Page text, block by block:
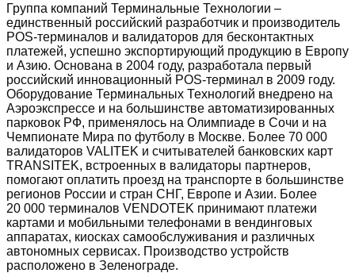
Группа компаний Терминальные Технологии –
единственный российский разработчик и производитель
POS-терминалов и валидаторов для бесконтактных
платежей, успешно экспортирующий продукцию в Европу
и Азию. Основана в 2004 году, разработала первый
российский инновационный POS-терминал в 2009 году.
Оборудование Терминальных Технологий внедрено на
Аэроэкспрессе и на большинстве автоматизированных
парковок РФ, применялось на Олимпиаде в Сочи и на
Чемпионате Мира по футболу в Москве. Более 70 000
валидаторов VALITEK и считывателей банковских карт
TRANSITEK, встроенных в валидаторы партнеров,
помогают оплатить проезд на транспорте в большинстве
регионов России и стран СНГ, Европе и Азии. Более
20 000 терминалов VENDOTEK принимают платежи
картами и мобильными телефонами в вендинговых
аппаратах, киосках самообслуживания и различных
автономных сервисах. Производство устройств
расположено в Зеленограде.